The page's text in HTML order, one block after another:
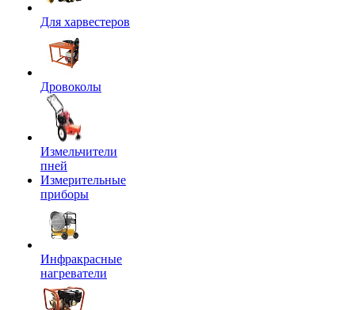
Для харвестеров
Дровоколы
Измельчители
пней
Измерительные
приборы
Инфракрасные
нагреватели